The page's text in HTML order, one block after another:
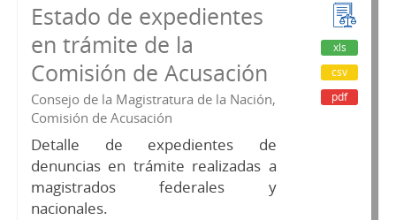
Estado de expedientes
en trámite de la
Comisión de Acusación
Consejo de la Magistratura de la Nación,
Comisión de Acusación
Detalle de expedientes de
denuncias en trámite realizadas a
magistrados federales y
nacionales.
xls
csv
pdf